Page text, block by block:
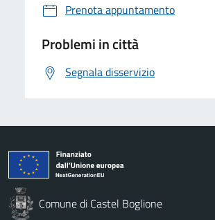
Prenota appuntamento
Problemi in città
Segnala disservizio
Comune di Castel Boglione